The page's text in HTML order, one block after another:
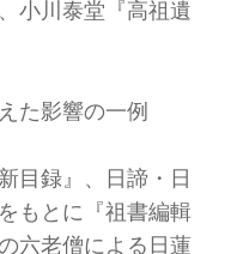
小川泰堂『高祖遺
た影響の一例
目録』、日諦・日
もとに『祖書編輯
六老僧による日蓮